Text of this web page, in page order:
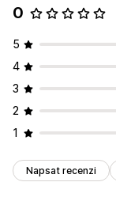
0
5
4
3
2
1
Napsat recenzi